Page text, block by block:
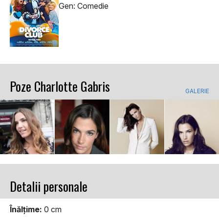
Gen: Comedie
Poze Charlotte Gabris GALERIE
Detalii personale
Înălţime: 0 cm